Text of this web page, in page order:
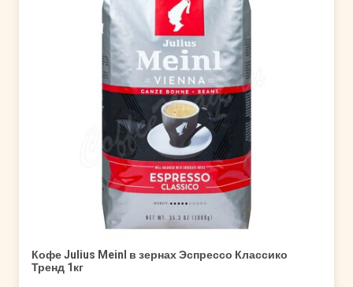
Кофе Julius Meinl в зернах Эспрессо Классико
Тренд 1кг